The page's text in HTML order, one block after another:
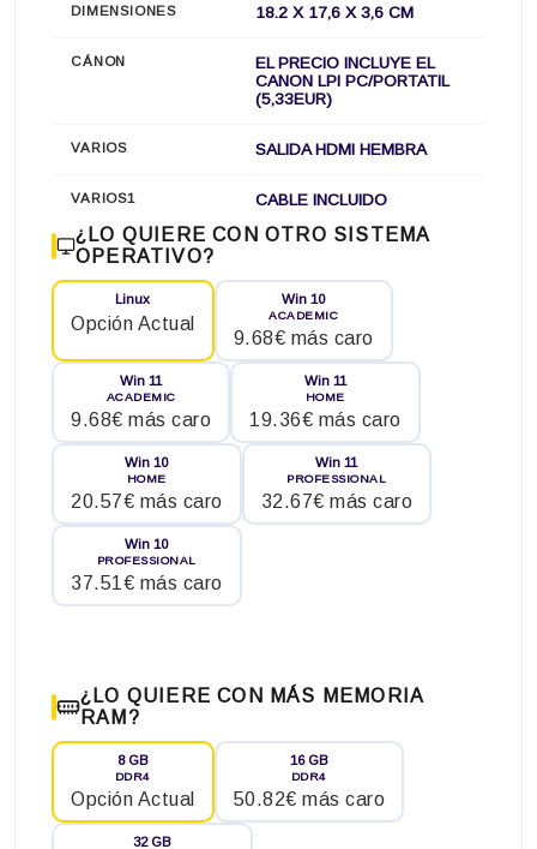
DIMENSIONES 18.2 X 17,6 X 3,6 CM
CÁNON
EL PRECIO INCLUYE EL
CANON LPI PC/PORTATIL
(5,33EUR)
VARIOS SALIDA HDMI HEMBRA
VARIOS1 CABLE INCLUIDO
¿LO QUIERE CON OTRO SISTEMA
OPERATIVO?
Linux
Opción Actual
Win 10
ACADEMIC
9.68€ más caro
Win 11
ACADEMIC
9.68€ más caro
Win 11
HOME
19.36€ más caro
Win 10
HOME
20.57€ más caro
Win 11
PROFESSIONAL
32.67€ más caro
Win 10
PROFESSIONAL
37.51€ más caro
¿LO QUIERE CON MÁS MEMORIA
RAM?
8 GB
DDR4
Opción Actual
16 GB
DDR4
50.82€ más caro
32 GB